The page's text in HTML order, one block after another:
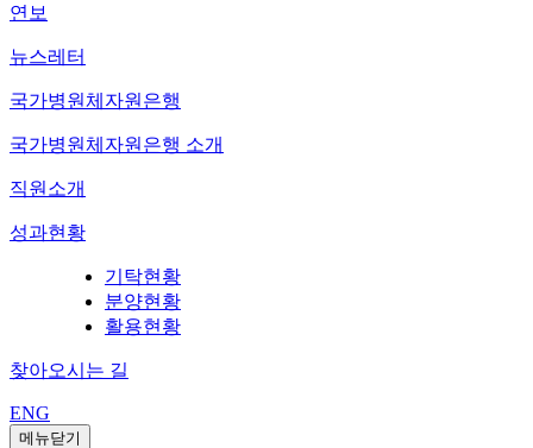
연보
뉴스레터
국가병원체자원은행
국가병원체자원은행 소개
직원소개
성과현황
기탁현황
분양현황
활용현황
찾아오시는 길
ENG
메뉴닫기